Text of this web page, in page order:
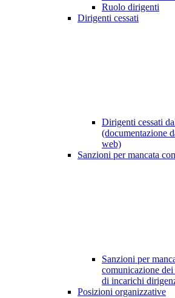
Ruolo dirigenti
Dirigenti cessati
Dirigenti cessati
(documentazione
web)
Sanzioni per mancata
Sanzioni per
comunicazione
di incarichi
Posizioni organizzative